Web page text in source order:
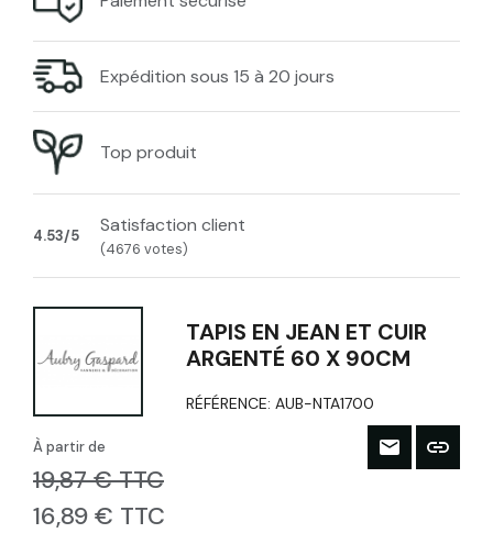
Expédition sous 15 à 20 jours
Top produit
4.53/5 Satisfaction client
(4676 votes)
TAPIS EN JEAN ET CUIR
ARGENTÉ 60 X 90CM
RÉFÉRENCE:AUB-NTA1700
À partir de
19,87 € TTC
16,89 € TTC